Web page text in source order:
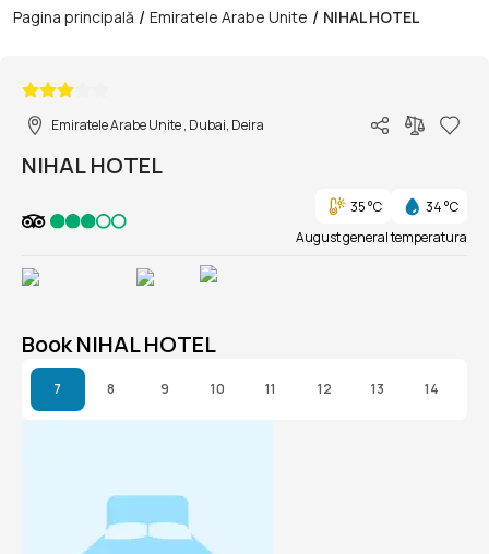
Pagina principală / Emiratele Arabe Unite / NIHAL HOTEL
Emiratele Arabe Unite , Dubai, Deira
NIHAL HOTEL
35 °C
34 °C
August general temperatura
Book NIHAL HOTEL
7 8 9 10 11 12 13 14